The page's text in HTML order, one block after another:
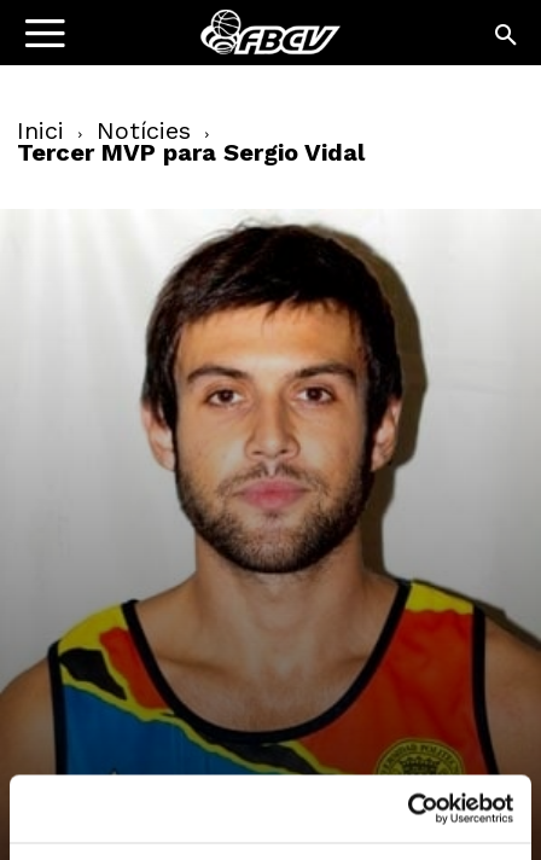
Inici Notícies
Tercer MVP para Sergio Vidal